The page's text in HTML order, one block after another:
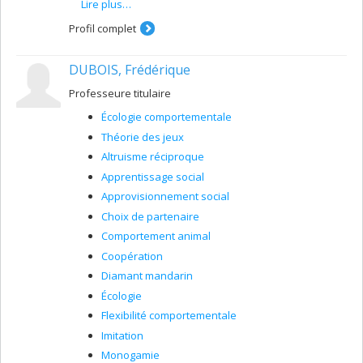
me penche plus particulièrement sur leur utilisation des
plantes, qu’elles soient traditionnelles, médicinales ou
alimentaires. Le lien identitaire des communautés des
L’objectif de mes travaux est de documenter, conserver
et redonner à ces communautés leur savoir en
perdition car essentiellement transmis par l’oralité.
Lire plus…
Profil complet
DUBOIS, Frédérique
Professeure titulaire
Écologie comportementale
Théorie des jeux
Altruisme réciproque
Apprentissage social
Approvisionnement social
Choix de partenaire
Comportement animal
Coopération
Diamant mandarin
Écologie
Flexibilité comportementale
Imitation
Monogamie